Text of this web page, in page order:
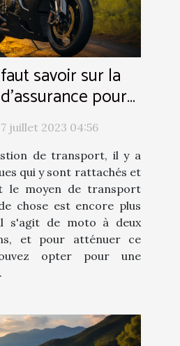
savoir sur la
pour
juillet 2023 04:56
de transport, il y a
qui y sont rattachés et
le moyen de transport
chose est encore plus
s'agit de moto à deux
et pour atténuer ce
opter pour une